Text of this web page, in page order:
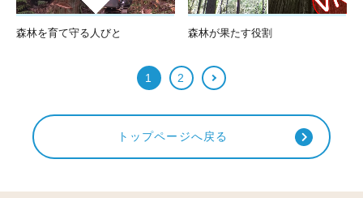
森林を育て守る人びと 森林が果たす役割
1 2
トップページへ戻る